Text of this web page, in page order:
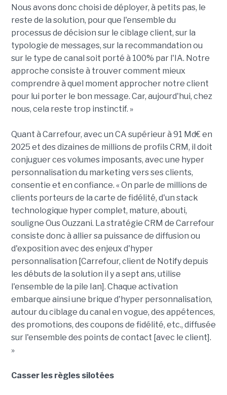
Nous avons donc choisi de déployer, à petits pas, le
reste de la solution, pour que l'ensemble du
processus de décision sur le ciblage client, sur la
typologie de messages, sur la recommandation ou
sur le type de canal soit porté à 100% par l'IA. Notre
approche consiste à trouver comment mieux
comprendre à quel moment approcher notre client
pour lui porter le bon message. Car, aujourd'hui, chez
nous, cela reste trop instinctif. »
Quant à Carrefour, avec un CA supérieur à 91 Md€ en
2025 et des dizaines de millions de profils CRM, il doit
conjuguer ces volumes imposants, avec une hyper
personnalisation du marketing vers ses clients,
consentie et en confiance. « On parle de millions de
clients porteurs de la carte de fidélité, d'un stack
technologique hyper complet, mature, abouti,
souligne Ous Ouzzani. La stratégie CRM de Carrefour
consiste donc à allier sa puissance de diffusion ou
d'exposition avec des enjeux d'hyper
personnalisation [Carrefour, client de Notify depuis
les débuts de la solution il y a sept ans, utilise
l'ensemble de la pile Ian]. Chaque activation
embarque ainsi une brique d'hyper personnalisation,
autour du ciblage du canal en vogue, des appétences,
des promotions, des coupons de fidélité, etc., diffusée
sur l'ensemble des points de contact [avec le client].
»
Casser les règles silotées